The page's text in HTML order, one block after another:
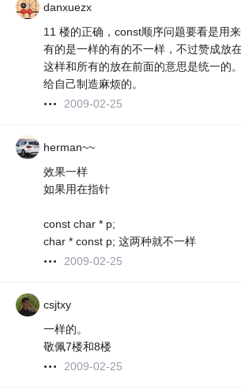
danxuezx
11 楼的正确，const顺序问题要看是用来
有的是一样的有的不一样，不过赞成放
这样和所有的放在前面的意思是统一的
给自己制造麻烦的。
2009-02-25
herman~~
效果一样
如果用在指针
const char * p;
char * const p; 这两种就不一样
2009-02-25
csjtxy
一样的。
敬佩7楼和8楼
2009-02-25